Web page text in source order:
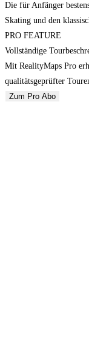
Die für Anfänger
Skating und den
PRO FEATURE
Vollständige
Mit RealityMaps Pro
qualitätsgeprüfter
Zum Pro Abo